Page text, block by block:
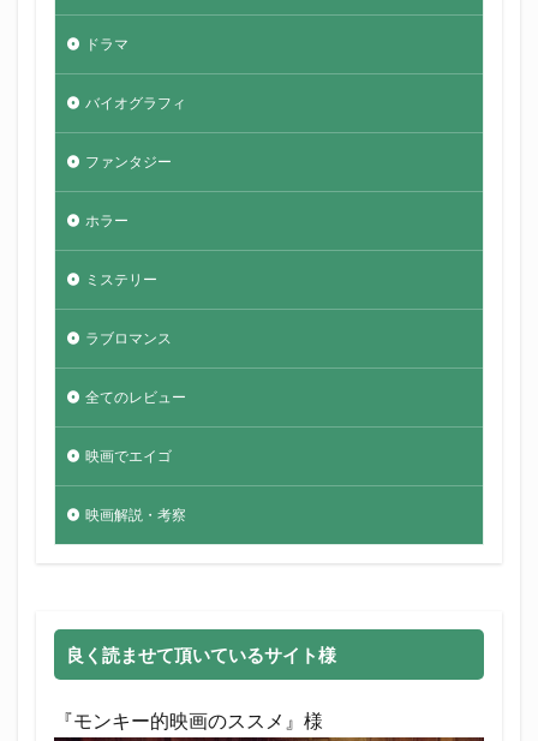
ドラマ
バイオグラフィ
ファンタジー
ホラー
ミステリー
ラブロマンス
全てのレビュー
映画でエイゴ
映画解説・考察
良く読ませて頂いているサイト様
『モンキー的映画のススメ』様